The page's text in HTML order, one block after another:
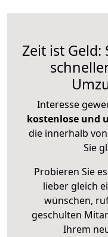
Zeit ist Geld:
Interesse
kostenlose und
die innerhalb
Sie
Probieren Sie
lieber gleich
wünschen,
geschulten
Ihrem